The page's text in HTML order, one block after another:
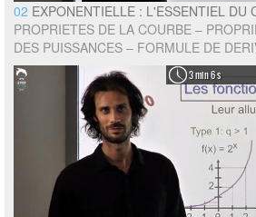
02 EXPONENTIELLE : L'ESSENTIEL DU
PROPRIETES DE LA COURBE –
DES PUISSANCES – FORMULE DE
3 min 6 s